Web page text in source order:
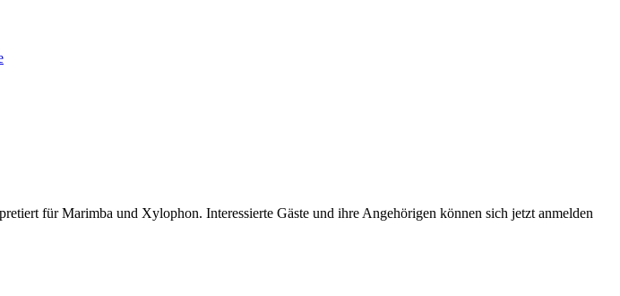
für Marimba und Xylophon. Interessierte Gäste und ihre Angehörigen können sich jetzt anmelden